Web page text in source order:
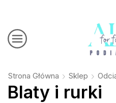
Strona Główna Sklep
Blaty i rurki